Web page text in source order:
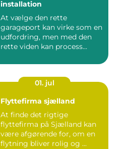
installation
At vælge den rette
garageport kan virke som en
udfordring, men med den
rette viden kan process...
01. jul
Flyttefirma sjælland
At finde det rigtige
flyttefirma på Sjælland kan
være afgørende for, om en
flytning bliver rolig og ...